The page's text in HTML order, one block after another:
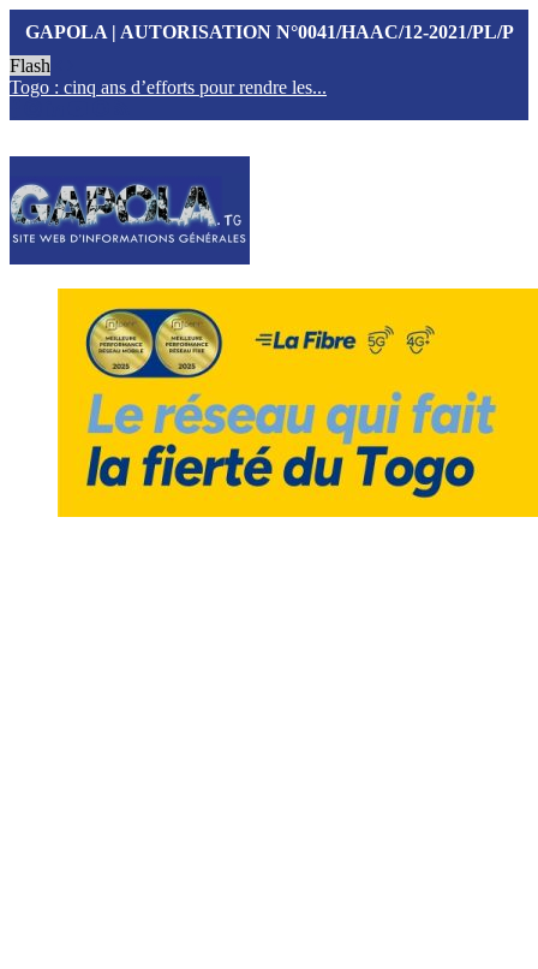
GAPOLA | AUTORISATION N°0041/HAAC/12-2021/PL/P
Flash
Togo : cinq ans d’efforts pour rendre les...